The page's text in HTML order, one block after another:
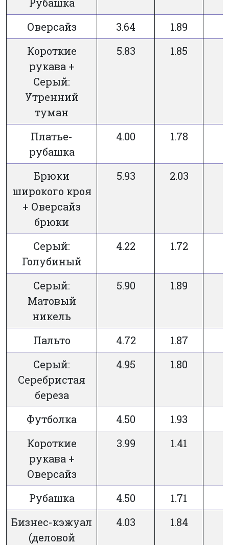
Рубашка
Оверсайз
3.64
1.89
Короткие
рукава +
Серый:
Утренний
туман
5.83 1.85
Платье-
рубашка
4.00 1.78
Брюки
широкого кроя
+ Оверсайз
брюки
5.93 2.03
Серый:
Голубиный
4.22 1.72
Серый:
Матовый
никель
5.90 1.89
Пальто 4.72
1.87
Серый:
Серебристая
береза
4.95 1.80
Футболка 4.50
1.93
Короткие
рукава +
Оверсайз
3.99 1.41
Рубашка 4.50
1.71
Бизнес-кэжуал
(деловой
4.03 1.84